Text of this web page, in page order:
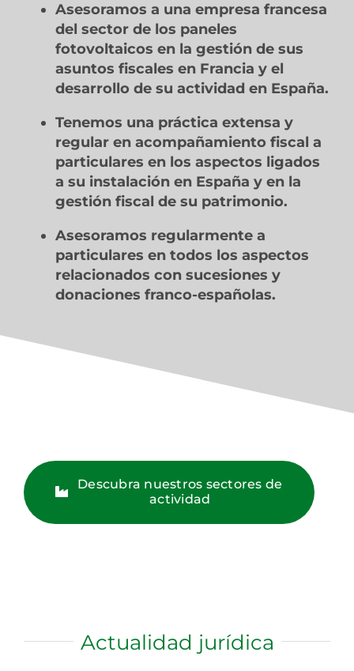
Asesoramos a una empresa francesa
del sector de los paneles
fotovoltaicos en la gestión de sus
asuntos fiscales en Francia y el
desarrollo de su actividad en España.
Tenemos una práctica extensa y
regular en acompañamiento fiscal a
particulares en los aspectos ligados
a su instalación en España y en la
gestión fiscal de su patrimonio.
Asesoramos regularmente a
particulares en todos los aspectos
relacionados con sucesiones y
donaciones franco-españolas.
Descubra nuestros sectores de
actividad
Actualidad jurídica